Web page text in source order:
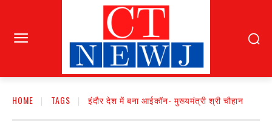
HOME TAGS इंदौर देश में बना आईकॉन- मुख्यमंत्री श्री चौहान